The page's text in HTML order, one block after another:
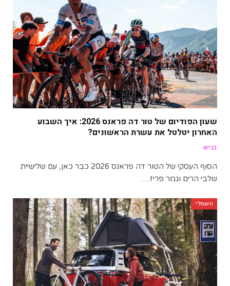
שעון הפודיום של טור דה פראנס 2026: איך השבוע
האחרון יטלטל את עשרת הראשונים?
כביש
הסוף העסקי של הטור דה פראנס 2026 כבר כאן, עם שלישיית
שלבי הרים וגמר פריז…
חשמלי